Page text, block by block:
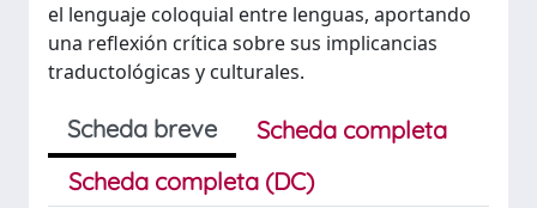
el lenguaje coloquial entre lenguas, aportando
una reflexión crítica sobre sus implicancias
traductológicas y culturales.
Scheda breve
Scheda completa
Scheda completa (DC)